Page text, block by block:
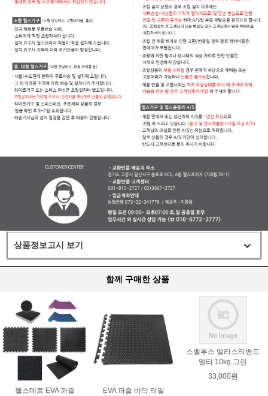
상품정보고시 보기
함께 구매한 상품
헬스매트 EVA 퍼즐
EVA 퍼즐 바닥 타일
스벨투스 엘라스티밴드
멀티 10kg 그린
33,000원